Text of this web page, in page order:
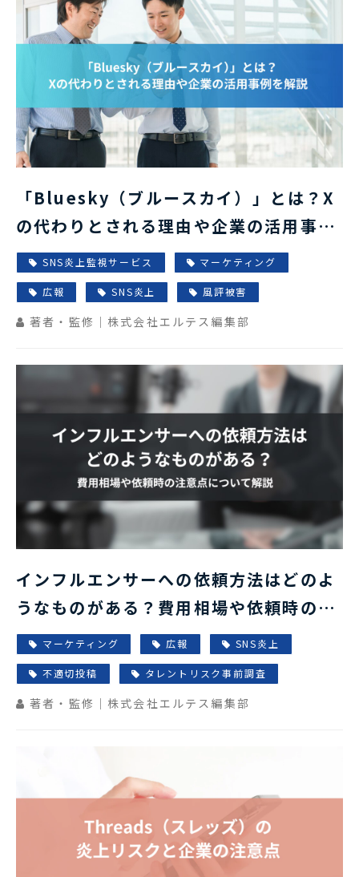
「Bluesky（ブルースカイ）」とは？X
の代わりとされる理由や企業の活用事例
を解説SNS炎上監視サービス マーケティング
広報 SNS炎上 風評被害
著者・監修｜株式会社エルテス編集部
インフルエンサーへの依頼方法はどのよ
うなものがある？費用相場や依頼時の注
意点について解説
マーケティング 広報 SNS炎上
不適切投稿 タレントリスク事前調査
著者・監修｜株式会社エルテス編集部